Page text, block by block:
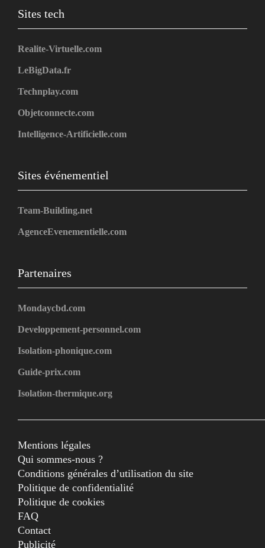
Sites tech
Realite-Virtuelle.com
LeBigData.fr
Technplay.com
Objetconnecte.com
Intelligence-Artificielle.com
Sites événementiel
Team-Building.net
AgenceEvenementielle.com
Partenaires
Mondaycbd.com
Developpement-personnel.com
Isolation-phonique.com
Guide-prix.com
Isolation-thermique.org
Mentions légales
Qui sommes-nous ?
Conditions générales d’utilisation du site
Politique de confidentialité
Politique de cookies
FAQ
Contact
Publicité